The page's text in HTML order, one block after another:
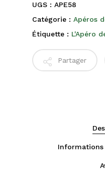
UGS : APE58
Catégorie : Apéros
Étiquette : L'Apéro
Partager